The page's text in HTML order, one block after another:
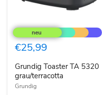
Toaster
TA
5320
grau/terracotta
€25,99
Grundig Toaster TA 5320
grau/terracotta
Grundig